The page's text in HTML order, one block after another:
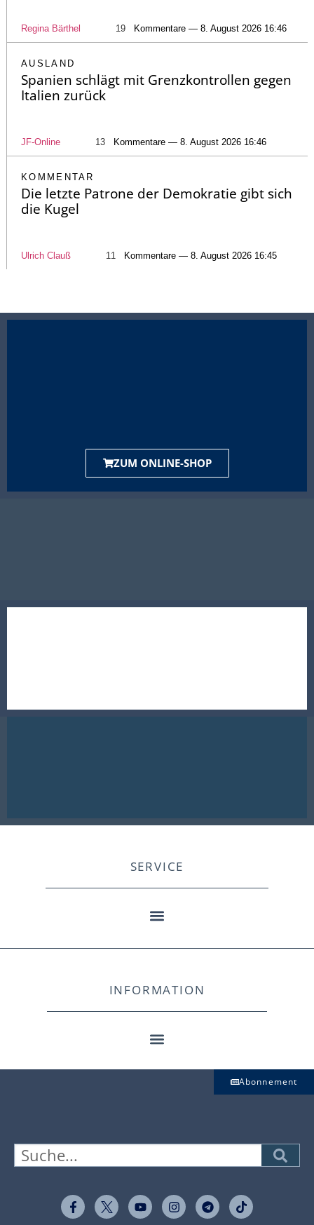
Regina Bärthel 19 Kommentare — 8. August 2026 16:46
AUSLAND
Spanien schlägt mit Grenzkontrollen gegen
Italien zurück
JF-Online 13 Kommentare — 8. August 2026 16:46
KOMMENTAR
Die letzte Patrone der Demokratie gibt sich
die Kugel
Ulrich Clauß 11 Kommentare — 8. August 2026 16:45
ZUM ONLINE-SHOP
SERVICE
INFORMATION
Abonnement